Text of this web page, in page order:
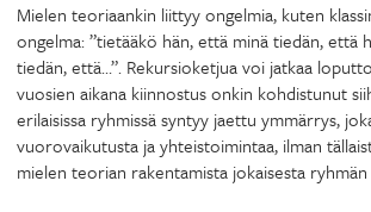
Mielen teoriaankin liittyy ongelmia, kuten
ongelma: ”tietääkö hän, että minä tiedän, että
tiedän, että…”. Rekursioketjua voi jatkaa
vuosien aikana kiinnostus onkin kohdistunut
erilaisissa ryhmissä syntyy jaettu ymmärrys,
vuorovaikutusta ja yhteistoimintaa, ilman
mielen teorian rakentamista jokaisesta ryhmän